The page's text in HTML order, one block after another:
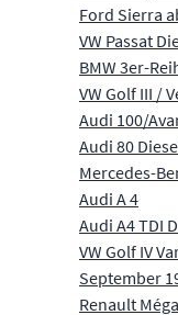
Ford Sierra
VW Passat
BMW 3er-
VW Golf III /
Audi 100/
Audi 80
Mercedes-
Audi A 4
Audi A4 TDI
VW Golf IV
September
Renault